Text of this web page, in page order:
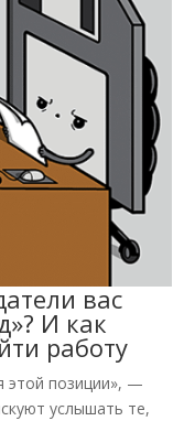
вас
И как
работу
этой позиции», —
услышать те,